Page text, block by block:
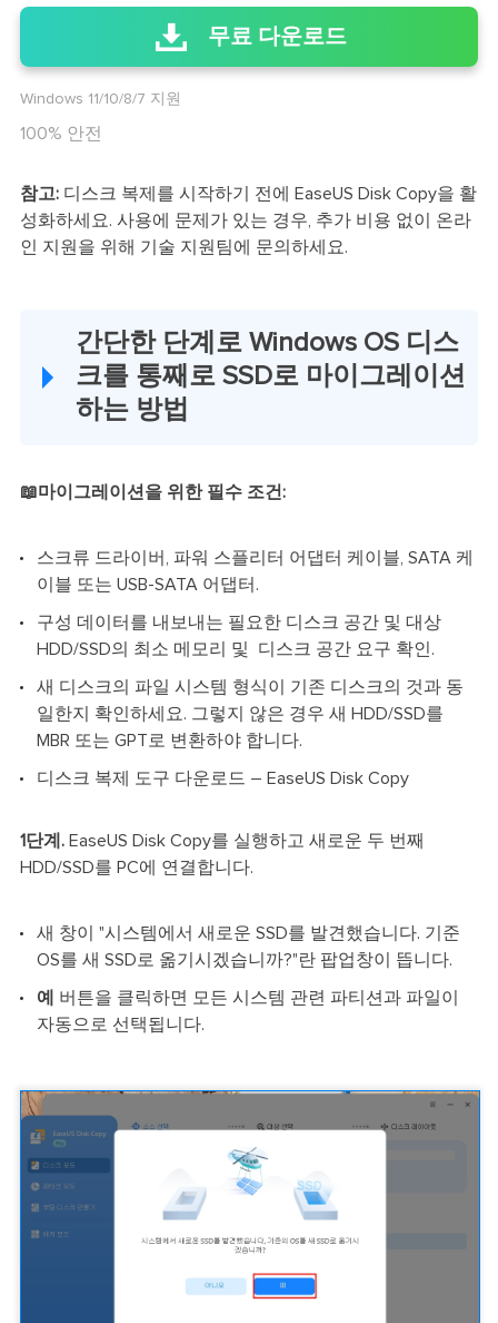
무료 다운로드
Windows 11/10/8/7 지원
100% 안전
참고:디스크 복제를 시작하기 전에 EaseUS Disk Copy을 활
성화하세요. 사용에 문제가 있는 경우, 추가 비용 없이 온라
인 지원을 위해 기술 지원팀에 문의하세요.
간단한 단계로 Windows OS 디스
크를 통째로 SSD로 마이그레이션
하는 방법
📖마이그레이션을 위한 필수 조건:
스크류 드라이버, 파워 스플리터 어댑터 케이블, SATA 케
이블 또는 USB-SATA 어댑터.
구성 데이터를 내보내는 필요한 디스크 공간 및 대상
HDD/SSD의 최소 메모리 및 디스크 공간 요구 확인.
새 디스크의 파일 시스템 형식이 기존 디스크의 것과 동
일한지 확인하세요. 그렇지 않은 경우 새 HDD/SSD를
MBR 또는 GPT로 변환하야 합니다.
디스크 복제 도구 다운로드 – EaseUS Disk Copy
1단계.EaseUS Disk Copy를 실행하고 새로운 두 번째
HDD/SSD를 PC에 연결합니다.
새 창이 "시스템에서 새로운 SSD를 발견했습니다. 기준
OS를 새 SSD로 옮기시겠습니까?"란 팝업창이 뜹니다.
예
버튼을 클릭하면 모든 시스템 관련 파티션과 파일이
자동으로 선택됩니다.